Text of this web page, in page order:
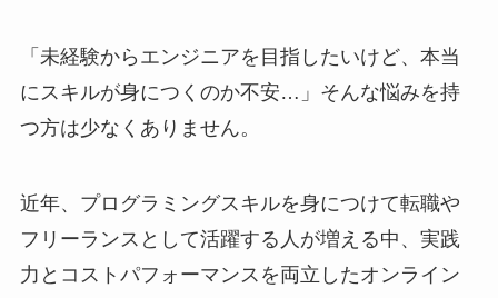
「未経験からエンジニアを目指したいけど、本当
にスキルが身につくのか不安…」そんな悩みを持
つ方は少なくありません。
近年、プログラミングスキルを身につけて転職や
フリーランスとして活躍する人が増える中、実践
力とコストパフォーマンスを両立したオンライン